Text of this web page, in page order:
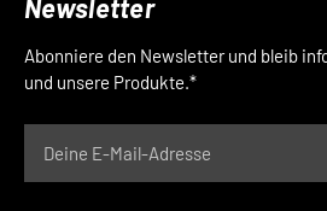
Newsletter
Abonniere den Newsletter und bleib
und unsere Produkte.*